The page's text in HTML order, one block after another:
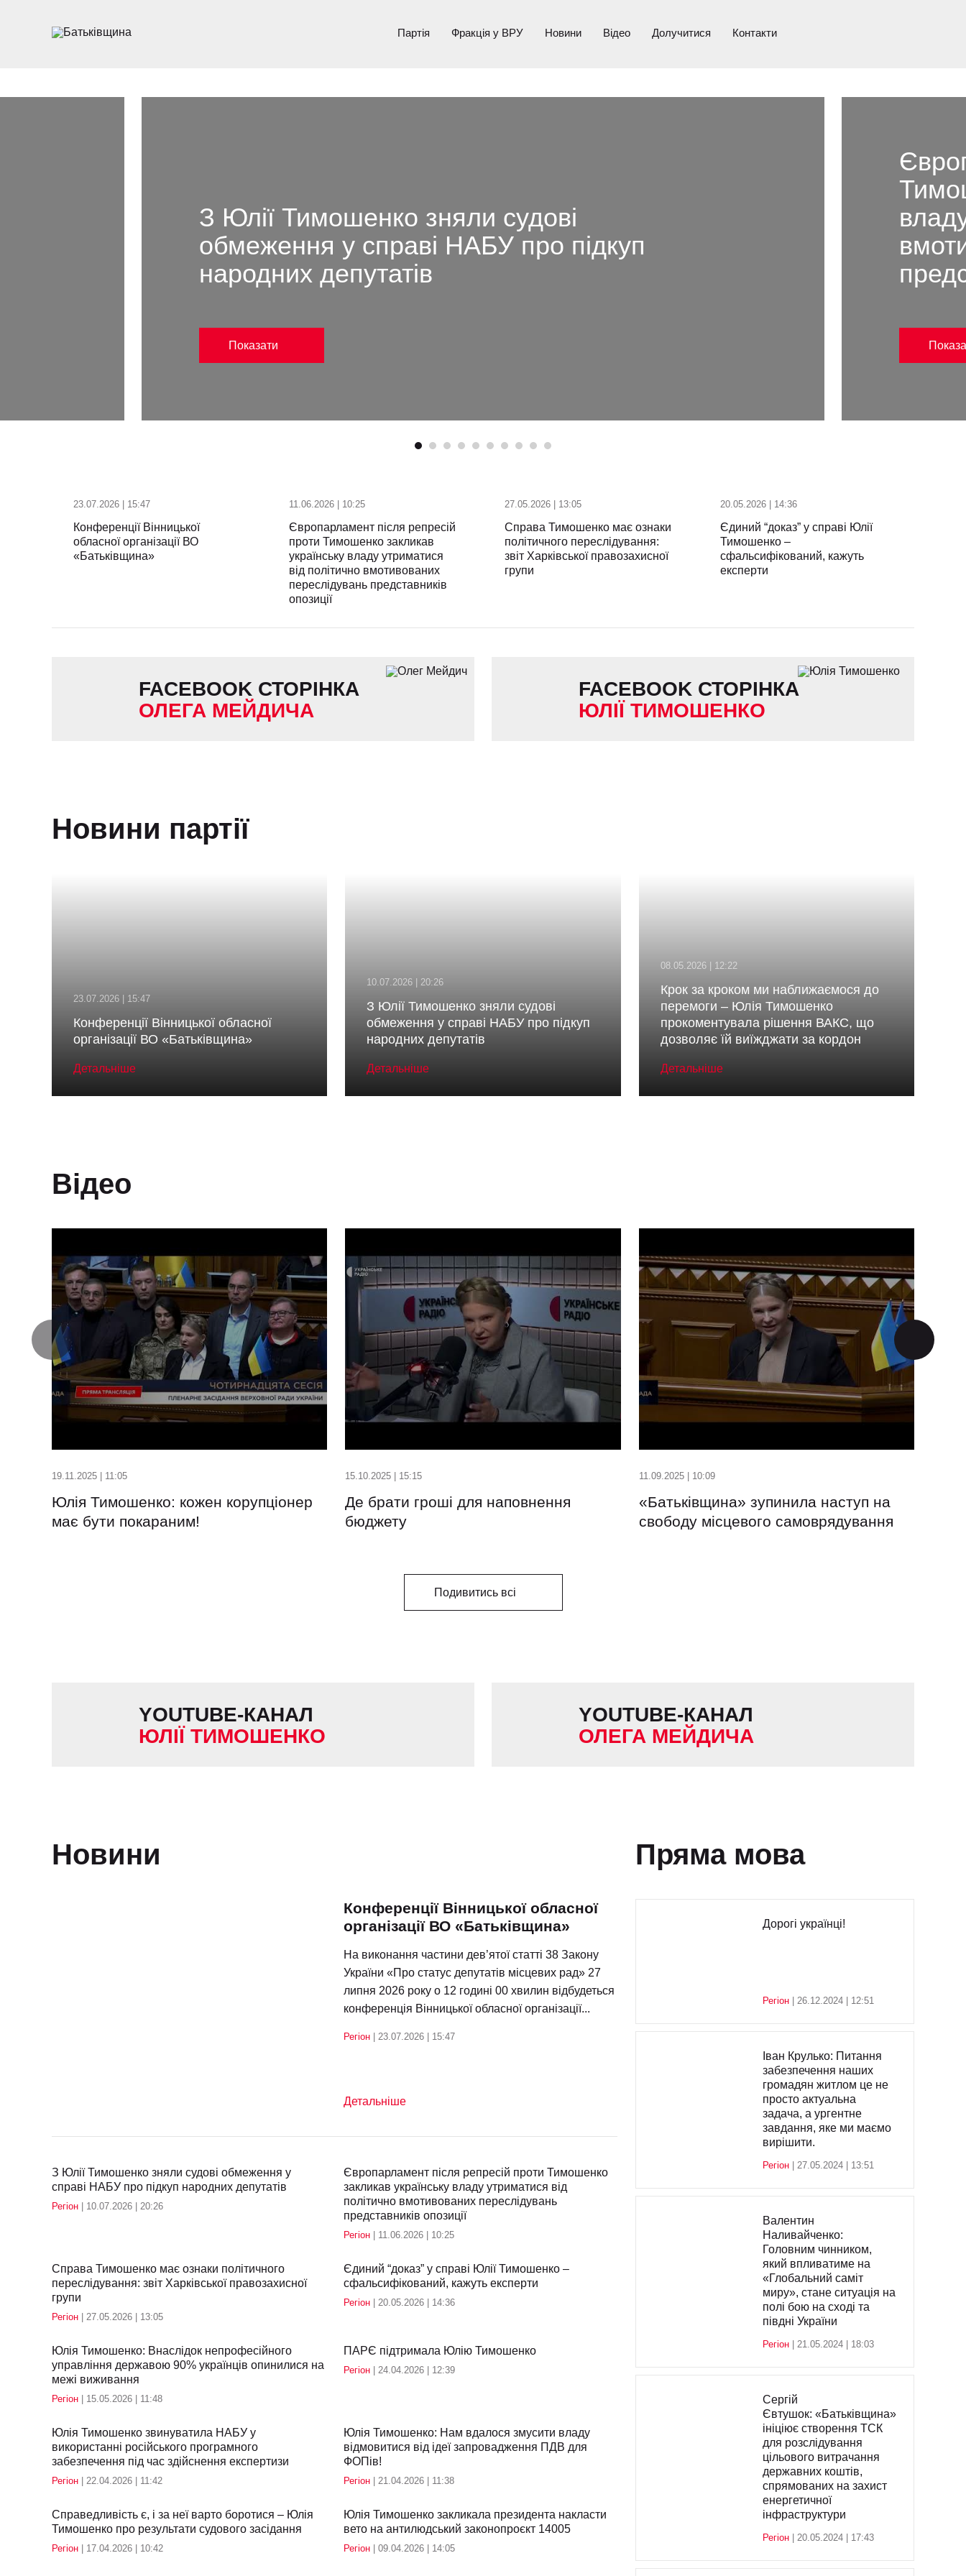
Партія Фракція у ВРУ Новини Відео Долучитися Контакти
З Юлії Тимошенко зняли судові
обмеження у справі НАБУ про підкуп
народних депутатів
Показати
23.07.2026 | 15:47
Конференції Вінницької
обласної організації ВО
«Батьківщина»
11.06.2026 | 10:25
Європарламент після репресій
проти Тимошенко закликав
українську владу утриматися
від політично вмотивованих
переслідувань представників
опозиції
27.05.2026 | 13:05
Справа Тимошенко має ознаки
політичного переслідування:
звіт Харківської правозахисної
групи
20.05.2026 | 14:36
Єдиний “доказ” у справі Юлії
Тимошенко –
сфальсифікований, кажуть
експерти
FACEBOOK СТОРІНКА
ОЛЕГА МЕЙДИЧА
FACEBOOK СТОРІНКА
ЮЛІЇ ТИМОШЕНКО
Новини партії
23.07.2026 | 15:47
Конференції Вінницької обласної
організації ВО «Батьківщина»
Детальніше
10.07.2026 | 20:26
З Юлії Тимошенко зняли судові
обмеження у справі НАБУ про підкуп
народних депутатів
Детальніше
08.05.2026 | 12:22
Крок за кроком ми наближаємося до
перемоги – Юлія Тимошенко
прокоментувала рішення ВАКС, що
дозволяє їй виїжджати за кордон
Детальніше
Відео
19.11.2025 | 11:05
Юлія Тимошенко: кожен корупціонер
має бути покараним!
15.10.2025 | 15:15
Де брати гроші для наповнення
бюджету
11.09.2025 | 10:09
«Батьківщина» зупинила наступ на
свободу місцевого самоврядування
Подивитись всі
YOUTUBE-КАНАЛ
ЮЛІЇ ТИМОШЕНКО
YOUTUBE-КАНАЛ
ОЛЕГА МЕЙДИЧА
Новини
Конференції Вінницької обласної
організації ВО «Батьківщина»
На виконання частини дев’ятої статті 38 Закону
України «Про статус депутатів місцевих рад» 27
липня 2026 року о 12 годині 00 хвилин відбудеться
конференція Вінницької обласної організації...
Регіон | 23.07.2026 | 15:47
Детальніше
З Юлії Тимошенко зняли судові обмеження у
справі НАБУ про підкуп народних депутатів
Регіон | 10.07.2026 | 20:26
Європарламент після репресій проти Тимошенко
закликав українську владу утриматися від
політично вмотивованих переслідувань
представників опозиції
Регіон | 11.06.2026 | 10:25
Справа Тимошенко має ознаки політичного
переслідування: звіт Харківської правозахисної
групи
Регіон | 27.05.2026 | 13:05
Єдиний “доказ” у справі Юлії Тимошенко –
сфальсифікований, кажуть експерти
Регіон | 20.05.2026 | 14:36
Юлія Тимошенко: Внаслідок непрофесійного
управління державою 90% українців опинилися на
межі виживання
Регіон | 15.05.2026 | 11:48
ПАРЄ підтримала Юлію Тимошенко
Регіон | 24.04.2026 | 12:39
Юлія Тимошенко звинуватила НАБУ у
використанні російського програмного
забезпечення під час здійснення експертизи
Регіон | 22.04.2026 | 11:42
Юлія Тимошенко: Нам вдалося змусити владу
відмовитися від ідеї запровадження ПДВ для
ФОПів!
Регіон | 21.04.2026 | 11:38
Справедливість є, і за неї варто боротися – Юлія
Тимошенко про результати судового засідання
Регіон | 17.04.2026 | 10:42
Юлія Тимошенко закликала президента накласти
вето на антилюдський законопроєкт 14005
Регіон | 09.04.2026 | 14:05
Пряма мова
Дорогі українці!
Регіон | 26.12.2024 | 12:51
Іван Крулько: Питання
забезпечення наших
громадян житлом це не
просто актуальна
задача, а ургентне
завдання, яке ми маємо
вирішити.
Регіон | 27.05.2024 | 13:51
Валентин
Наливайченко:
Головним чинником,
який впливатиме на
«Глобальний саміт
миру», стане ситуація на
полі бою на сході та
півдні України
Регіон | 21.05.2024 | 18:03
Сергій
Євтушок: «Батьківщина»
ініціює створення ТСК
для розслідування
цільового витрачання
державних коштів,
спрямованих на захист
енергетичної
інфраструктури
Регіон | 20.05.2024 | 17:43